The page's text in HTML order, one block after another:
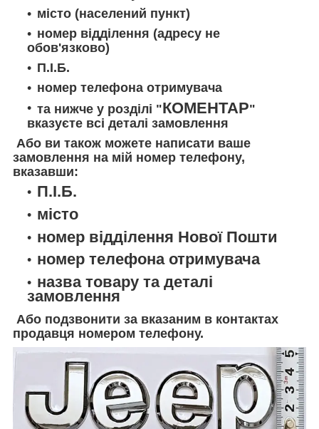
місто (населений пункт)
номер відділення (адресу не
обов'язково)
П.І.Б.
номер телефона отримувача
та нижче у розділі "КОМЕНТАР"
вказуєте всі деталі замовлення
Або ви також можете написати ваше
замовлення на мій номер телефону,
вказавши:
П.І.Б.
місто
номер відділення Нової Пошти
номер телефона отримувача
назва товару та деталі
замовлення
Або подзвонити за вказаним в контактах
продавця номером телефону.